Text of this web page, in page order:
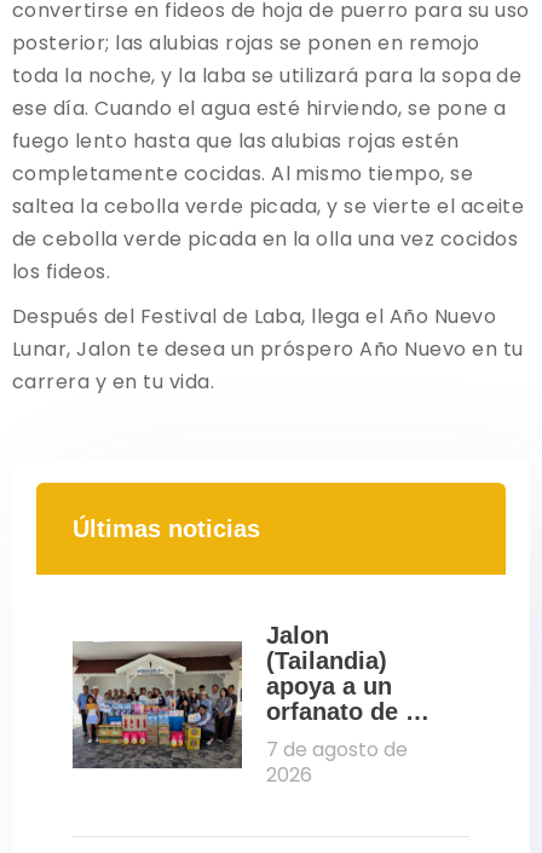
convertirse en fideos de hoja de puerro para su uso
posterior; las alubias rojas se ponen en remojo
toda la noche, y la laba se utilizará para la sopa de
ese día. Cuando el agua esté hirviendo, se pone a
fuego lento hasta que las alubias rojas estén
completamente cocidas. Al mismo tiempo, se
saltea la cebolla verde picada, y se vierte el aceite
de cebolla verde picada en la olla una vez cocidos
los fideos.
Después del Festival de Laba, llega el Año Nuevo
Lunar, Jalon te desea un próspero Año Nuevo en tu
carrera y en tu vida.
Últimas noticias
Jalon
(Tailandia)
apoya a un
orfanato de
Pattaya a
través de una
iniciativa de
d social
7 de agosto de
2026